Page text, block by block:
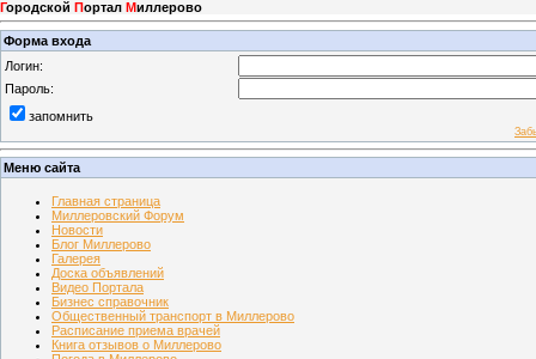
Городской Портал Миллерово
Форма входа
Логин:
Пароль:
запомнить
Меню сайта
Главная страница
Миллеровский Форум
Новости
Блог Миллерово
Галерея
Доска объявлений
Видео Портала
Бизнес справочник
Общественный транспорт в Миллерово
Расписание приема врачей
Книга отзывов о Миллерово